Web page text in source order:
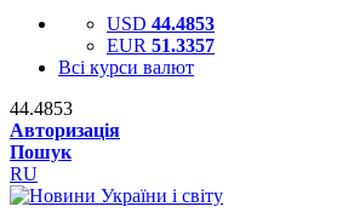
USD 44.4853
EUR 51.3357
Всі курси валют
44.4853
Авторизація
Пошук
RU